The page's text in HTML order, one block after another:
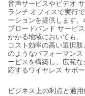
音声サービスやビデオ
ランチ オフィスで実行
ーションを提供します。
ブロードバンド サービ
かかる地域においても、
コスト効率の高い選択
のようなパフォーマンス
ービスを構築し、広範な
応するワイヤレス サポ
ビジネス上の利点と適用